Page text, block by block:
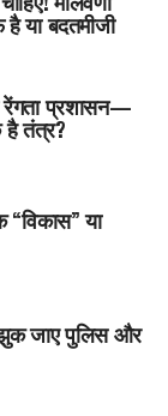
या बदतमीजी
रेंगता प्रशासन—
तंत्र?
या
जाए पुलिस और